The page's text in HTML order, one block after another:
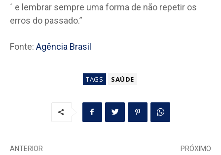
´ e lembrar sempre uma forma de não repetir os
erros do passado.”
Fonte: Agência Brasil
TAGS SAÚDE
ANTERIOR PRÓXIMO